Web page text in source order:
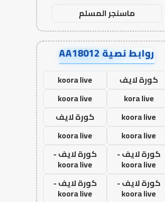
ماسنجر المسلم
روابط نصية AA18012
كورة لايف
koora live
kora live
koora live
koora live
كورة لايف
koora live
koora live
كورة لايف -
koora live
كورة لايف -
koora live
كورة لايف -
koora live
كورة لايف -
koora live